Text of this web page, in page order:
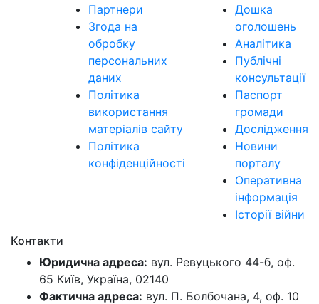
Партнери
Згода на
обробку
персональних
даних
Політика
використання
матеріалів сайту
Політика
конфіденційності
Дошка
оголошень
Аналітика
Публічні
консультації
Паспорт
громади
Дослідження
Новини
порталу
Оперативна
інформація
Історії війни
Контакти
Юридична адреса: вул. Ревуцького 44-б, оф.
65 Київ, Україна, 02140
Фактична адреса: вул. П. Болбочана, 4, оф. 10